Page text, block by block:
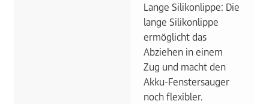
Lange Silikonlippe: Die
lange Silikonlippe
ermöglicht das
Abziehen in einem
Zug und macht den
Akku-Fenstersauger
noch flexibler.